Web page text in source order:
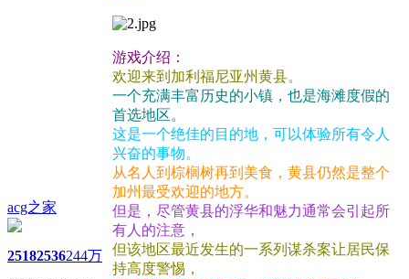
acg之家
25182536244万
游戏介绍：
欢迎来到加利福尼亚州黄县。
一个充满丰富历史的小镇，也是海滩度假的
首选地区。
这是一个绝佳的目的地，可以体验所有令人
兴奋的事物。
从名人到棕榈树再到美食，黄县仍然是整个
加州最受欢迎的地方。
但是，尽管黄县的浮华和魅力通常会引起所
有人的注意，
但该地区最近发生的一系列谋杀案让居民保
持高度警惕，